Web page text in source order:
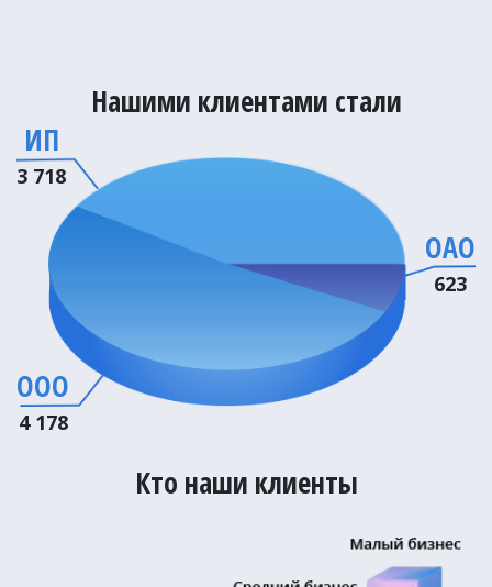
Нашими клиентами стали
ИП
3 718
ОАО
623
ООО
4 178
Кто наши клиенты